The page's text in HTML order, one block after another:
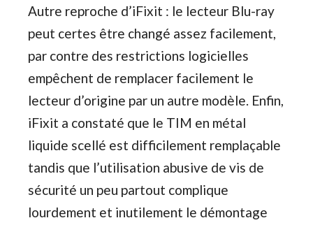
Autre reproche d’iFixit : le lecteur Blu-ray
peut certes être changé assez facilement,
par contre des restrictions logicielles
empêchent de remplacer facilement le
lecteur d’origine par un autre modèle. Enfin,
iFixit a constaté que le TIM en métal
liquide scellé est difficilement remplaçable
tandis que l’utilisation abusive de vis de
sécurité un peu partout complique
lourdement et inutilement le démontage